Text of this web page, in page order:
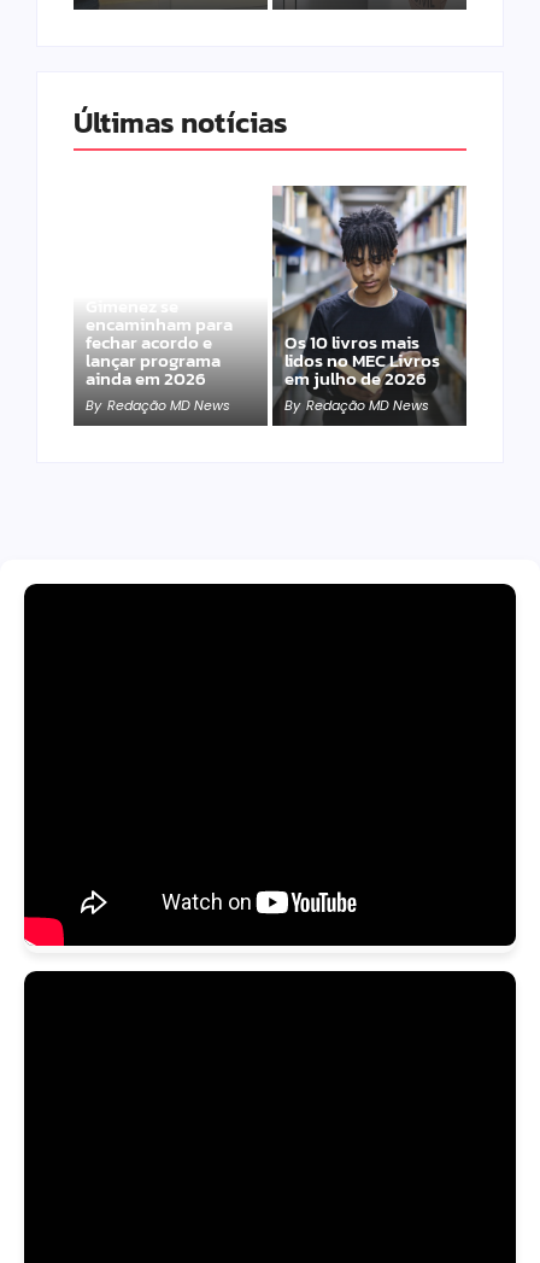
Últimas notícias
Gimenez se
encaminham para
fechar acordo e
lançar programa
ainda em 2026
By Redação MD News
Os 10 livros mais
lidos no MEC Livros
em julho de 2026
By Redação MD News